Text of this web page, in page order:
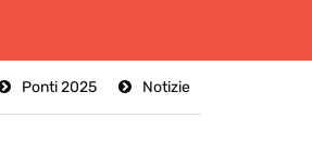
Notizie
Ponti 2025